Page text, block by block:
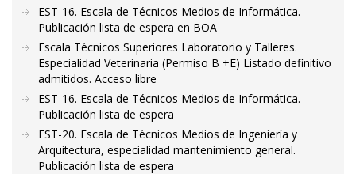
EST-16. Escala de Técnicos Medios de Informática.
Publicación lista de espera en BOA
Escala Técnicos Superiores Laboratorio y Talleres.
Especialidad Veterinaria (Permiso B +E) Listado definitivo
admitidos. Acceso libre
EST-16. Escala de Técnicos Medios de Informática.
Publicación lista de espera
EST-20. Escala de Técnicos Medios de Ingeniería y
Arquitectura, especialidad mantenimiento general.
Publicación lista de espera